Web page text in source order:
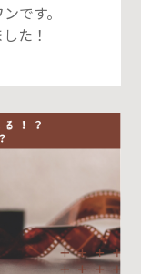
です。
た！